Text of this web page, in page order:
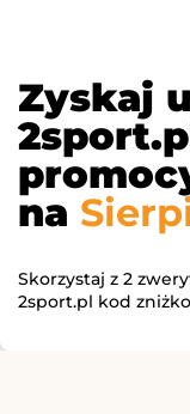
Zyskaj
na
Skorzystaj z 2
2sport.pl kod